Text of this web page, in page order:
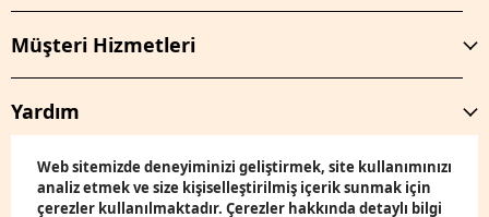
Web sitemizde deneyiminizi geliştirmek, site kullanımınızı
analiz etmek ve size kişiselleştirilmiş içerik sunmak için
çerezler kullanılmaktadır. Çerezler hakkında detaylı bilgi
Müşteri Hizmetleri
Yardım